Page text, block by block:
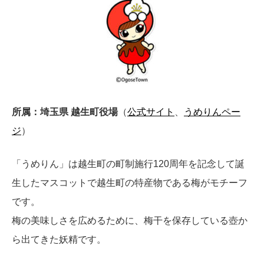
所属：埼玉県 越生町役場（公式サイト
うめりんペー
ジ）
「うめりん」は越生町の町制施行120周年を記念して誕
生したマスコットで越生町の特産物である梅がモチーフ
です。
梅の美味しさを広めるために、梅干を保存している壺か
ら出てきた妖精です。